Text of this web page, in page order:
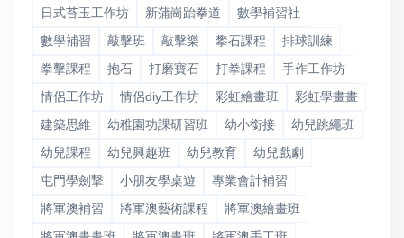
日式苔玉工作坊
新蒲崗跆拳道
數學補習社
數學補習
敲擊班 敲擊樂 攀石課程
排球訓練
拳擊課程
抱石 打磨寶⽯ 打拳課程
手作工作坊
情侶工作坊
情侶diy工作坊 彩虹繪畫班
彩虹學畫畫
建築思維
幼稚園功課研習班 幼小銜接
幼兒跳繩班
幼兒課程
幼兒興趣班 幼兒教育
幼兒戲劇
屯門學劍撃
小朋友學桌遊
專業會計補習
將軍澳補習
將軍澳藝術課程
將軍澳繪畫班